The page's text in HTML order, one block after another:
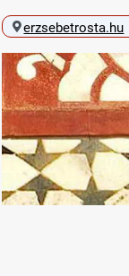
erzsebetrosta.hu